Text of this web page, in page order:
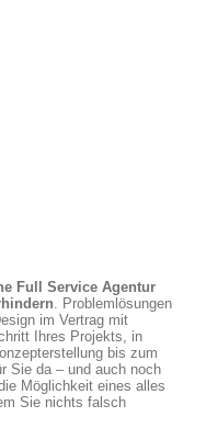
Full Service Agentur
. Problemlösungen
im Vertrag mit
Ihres Projekts, in
bis zum
Sie da – und auch noch
Möglichkeit eines alles
Sie nichts falsch